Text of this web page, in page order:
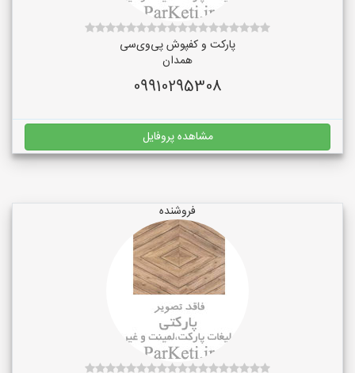
پارکت و کفپوش پی‌وی‌سی
همدان
09910295308
مشاهده پروفایل
فروشنده